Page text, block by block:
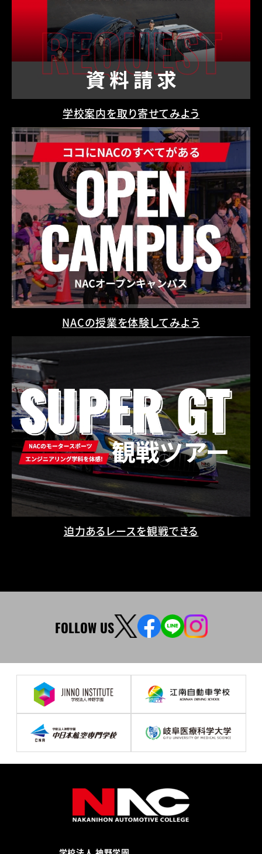
学校案内を取り寄せてみよう
NACの授業を体験してみよう
迫力あるレースを観戦できる
FOLLOW US